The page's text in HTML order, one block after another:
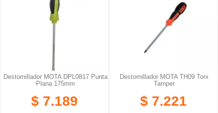
Destornillador MOTA DPL0817 Punta
Plana 175mm
$ 7.189
Destornillador MOTA TH09 Torx
Tamper
$ 7.221